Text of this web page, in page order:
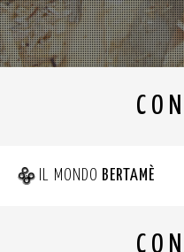
IL MONDO BERTAMÈ